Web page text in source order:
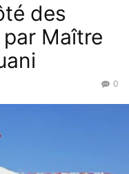
des
Maître
0